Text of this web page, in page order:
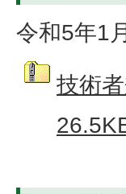
令和5年1
技術